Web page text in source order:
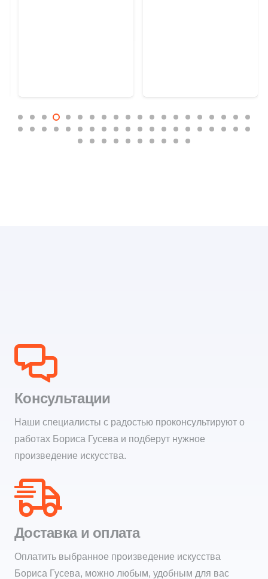
Консультации
Наши специалисты с радостью проконсультируют о
работах Бориса Гусева и подберут нужное
произведение искусства.
Доставка и оплата
Оплатить выбранное произведение искусства
Бориса Гусева, можно любым, удобным для вас